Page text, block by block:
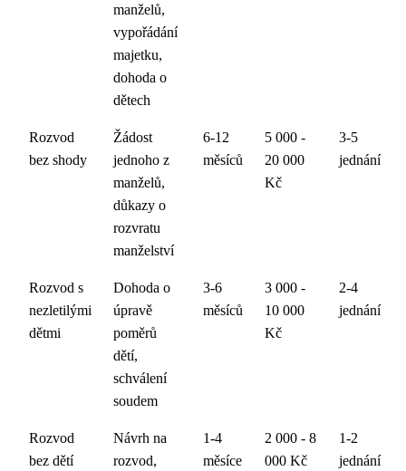
manželů,
vypořádání
majetku,
dohoda o
dětech
Rozvod
bez shody
Žádost
jednoho z
manželů,
důkazy o
rozvratu
manželství
6-12
měsíců
5 000 -
20 000
Kč
3-5
jednání
Rozvod s
nezletilými
dětmi
Dohoda o
úpravě
poměrů
dětí,
schválení
soudem
3-6
měsíců
3 000 -
10 000
Kč
2-4
jednání
Rozvod
bez dětí
Návrh na
rozvod,
1-4
měsíce
2 000 - 8
000 Kč
1-2
jednání